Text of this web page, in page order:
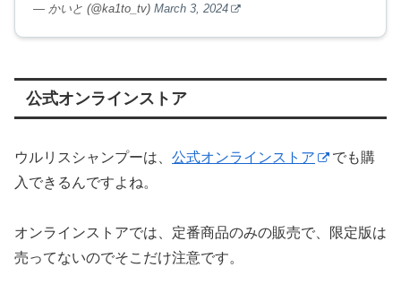
— かいと (@ka1to_tv) March 3, 2024
公式オンラインストア
ウルリスシャンプーは、 公式オンラインストア
でも購
入できるんですよね。
オンラインストアでは、定番商品のみの販売で、限定版は
売ってないのでそこだけ注意です。